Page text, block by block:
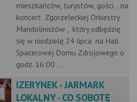
mieszkańców, turystów, gości... na
koncert Zgorzeleckiej Orkiestry
Mandolinistów , który odbędzię
się w niedzielę 24 lipca na Hali
Spacerowej Domu Zdrojowego o
godz. 16:00 ....
IZERYNEK - JARMARK
LOKALNY - CO SOBOTĘ